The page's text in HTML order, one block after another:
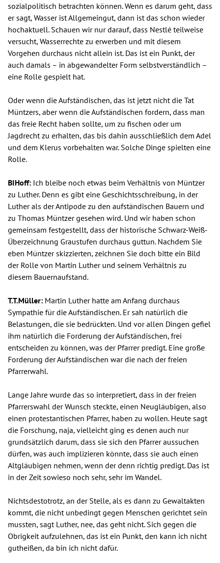
sozialpolitisch betrachten können. Wenn es darum geht, dass
er sagt, Wasser ist Allgemeingut, dann ist das schon wieder
hochaktuell. Schauen wir nur darauf, dass Nestlé teilweise
versucht, Wasserrechte zu erwerben und mit diesem
Vorgehen durchaus nicht allein ist. Das ist ein Punkt, der
auch damals – in abgewandelter Form selbstverständlich –
eine Rolle gespielt hat.
Oder wenn die Aufständischen, das ist jetzt nicht die Tat
Müntzers, aber wenn die Aufständischen fordern, dass man
das freie Recht haben sollte, um zu fischen oder um
Jagdrecht zu erhalten, das bis dahin ausschließlich dem Adel
und dem Klerus vorbehalten war. Solche Dinge spielten eine
Rolle.
BIHoff: Ich bleibe noch etwas beim Verhältnis von Müntzer
zu Luther. Denn es gibt eine Geschichtsschreibung, in der
Luther als der Antipode zu den aufständischen Bauern und
zu Thomas Müntzer gesehen wird. Und wir haben schon
gemeinsam festgestellt, dass der historische Schwarz-Weiß-
Überzeichnung Graustufen durchaus guttun. Nachdem Sie
eben Müntzer skizzierten, zeichnen Sie doch bitte ein Bild
der Rolle von Martin Luther und seinem Verhältnis zu
diesem Bauernaufstand.
T.T.Müller: Martin Luther hatte am Anfang durchaus
Sympathie für die Aufständischen. Er sah natürlich die
Belastungen, die sie bedrückten. Und vor allen Dingen gefiel
ihm natürlich die Forderung der Aufständischen, frei
entscheiden zu können, was der Pfarrer predigt. Eine große
Forderung der Aufständischen war die nach der freien
Pfarrerwahl.
Lange Jahre wurde das so interpretiert, dass in der freien
Pfarrerswahl der Wunsch steckte, einen Neugläubigen, also
einen protestantischen Pfarrer, haben zu wollen. Heute sagt
die Forschung, naja, vielleicht ging es denen auch nur
grundsätzlich darum, dass sie sich den Pfarrer aussuchen
dürfen, was auch implizieren könnte, dass sie auch einen
Altgläubigen nehmen, wenn der denn richtig predigt. Das ist
in der Zeit sowieso noch sehr, sehr im Wandel.
Nichtsdestotrotz, an der Stelle, als es dann zu Gewaltakten
kommt, die nicht unbedingt gegen Menschen gerichtet sein
mussten, sagt Luther, nee, das geht nicht. Sich gegen die
Obrigkeit aufzulehnen, das ist ein Punkt, den kann ich nicht
gutheißen, da bin ich nicht dafür.